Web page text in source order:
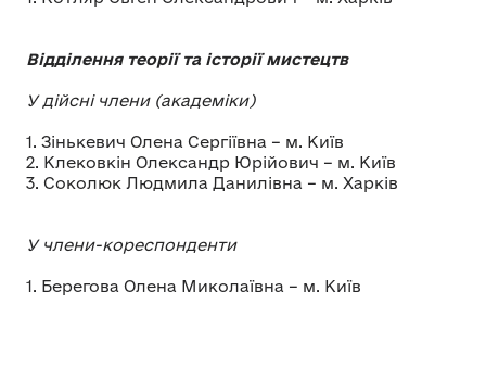
Відділення теорії та історії мистецтв
У дійсні члени (академіки)
1. Зінькевич Олена Сергіївна – м. Київ
2. Клековкін Олександр Юрійович – м. Київ
3. Соколюк Людмила Данилівна – м. Харків
У члени-кореспонденти
1. Берегова Олена Миколаївна – м. Київ